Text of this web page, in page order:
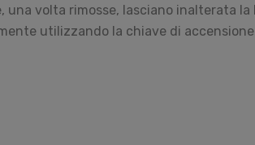
volta rimosse, lasciano inalterata
utilizzando la chiave di